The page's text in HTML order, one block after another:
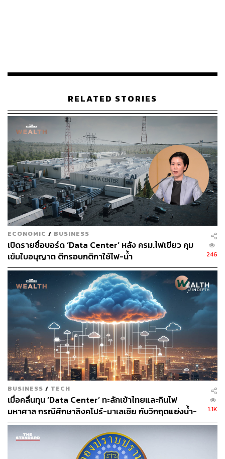
RELATED STORIES
ECONOMIC / BUSINESS
เปิดรายชื่อบอร์ด ‘Data Center’ หลัง ครม.ไฟเขียว คุม
เข้มใบอนุญาต ตีกรอบกติกาใช้ไฟ-น้ำ
246
BUSINESS / TECH
เมื่อคลื่นทุน ‘Data Center’ ทะลักเข้าไทยและกินไฟ
มหาศาล กรณีศึกษาสิงคโปร์-มาเลเซีย กับวิกฤตแย่งน้ำ-
ไฟ
1.1K